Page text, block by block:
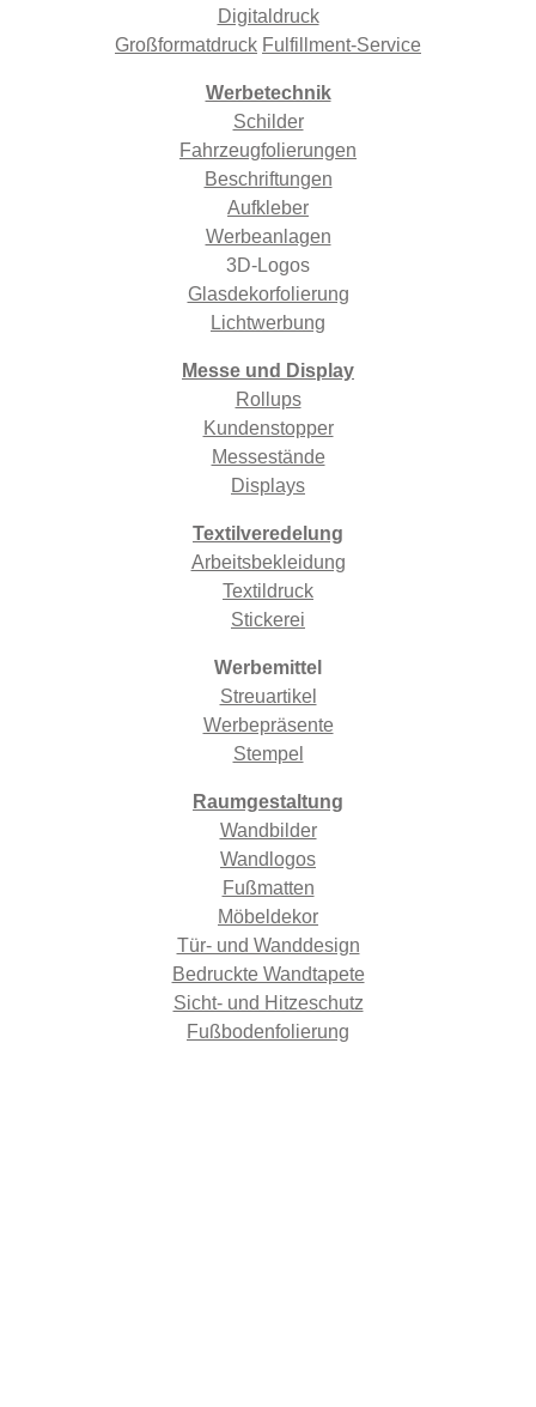
Digitaldruck
Großformatdruck Fulfillment-Service
Werbetechnik
Schilder
Fahrzeugfolierungen
Beschriftungen
Aufkleber
Werbeanlagen
3D-Logos
Glasdekorfolierung
Lichtwerbung
Messe und Display
Rollups
Kundenstopper
Messestände
Displays
Textilveredelung
Arbeitsbekleidung
Textildruck
Stickerei
Werbemittel
Streuartikel
Werbepräsente
Stempel
Raumgestaltung
Wandbilder
Wandlogos
Fußmatten
Möbeldekor
Tür- und Wanddesign
Bedruckte Wandtapete
Sicht- und Hitzeschutz
Fußbodenfolierung